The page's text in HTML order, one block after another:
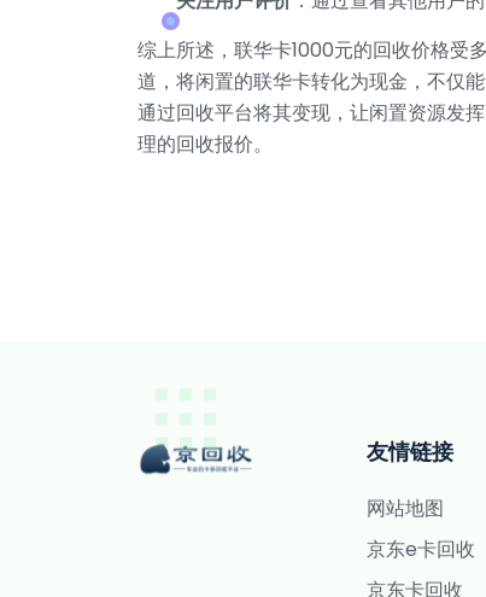
综上所述，联华卡1000元的回收价格受
道，将闲置的联华卡转化为现金，不仅
通过回收平台将其变现，让闲置资源发挥
理的回收报价。
友情链接
网站地图
京东e卡回收
京东卡回收